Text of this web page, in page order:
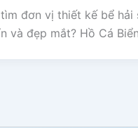
đơn vị thiết kế bể hải
và đẹp mắt? Hồ Cá